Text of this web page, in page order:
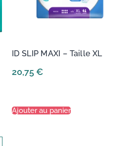
ID SLIP MAXI – Taille XL
20,75€
Ajouter au panier